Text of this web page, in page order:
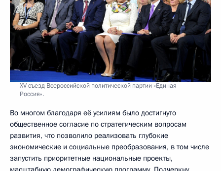
XV съезд Всероссийской политической партии «Единая
Россия».
Во многом благодаря её усилиям было достигнуто
общественное согласие по стратегическим вопросам
развития, что позволило реализовать глубокие
экономические и социальные преобразования, в том числе
запустить приоритетные национальные проекты,